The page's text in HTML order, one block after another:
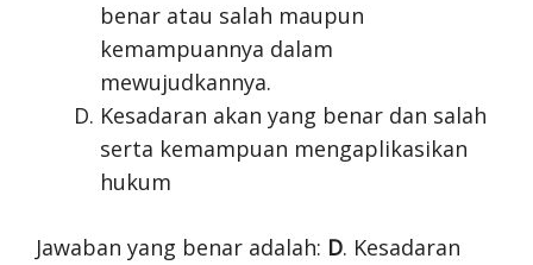
benar atau salah maupun
kemampuannya dalam
mewujudkannya.
Kesadaran akan yang benar dan salah
serta kemampuan mengaplikasikan
hukum
Jawaban yang benar adalah: D. Kesadaran